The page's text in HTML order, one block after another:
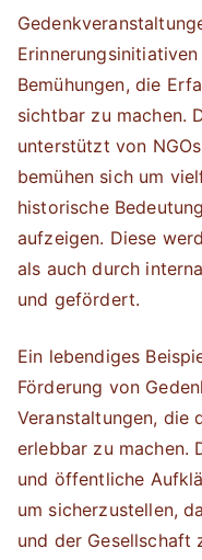
Bemühungen, die
sichtbar zu machen.
unterstützt von
bemühen sich um
historische
aufzeigen. Diese
als auch durch
und gefördert.
Ein lebendiges
Förderung von
Veranstaltungen, die
erlebbar zu machen.
und öffentliche
um sicherzustellen,
und der Gesellschaft